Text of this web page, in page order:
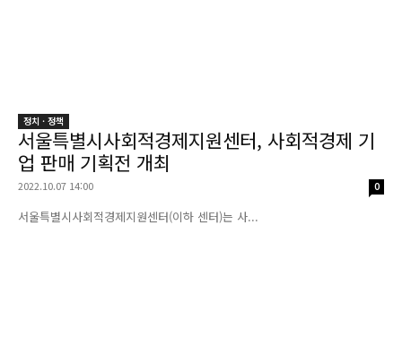
정치 · 정책
서울특별시사회적경제지원센터, 사회적경제 기
업 판매 기획전 개최
2022.10.07 14:00 0
서울특별시사회적경제지원센터(이하 센터)는 사...